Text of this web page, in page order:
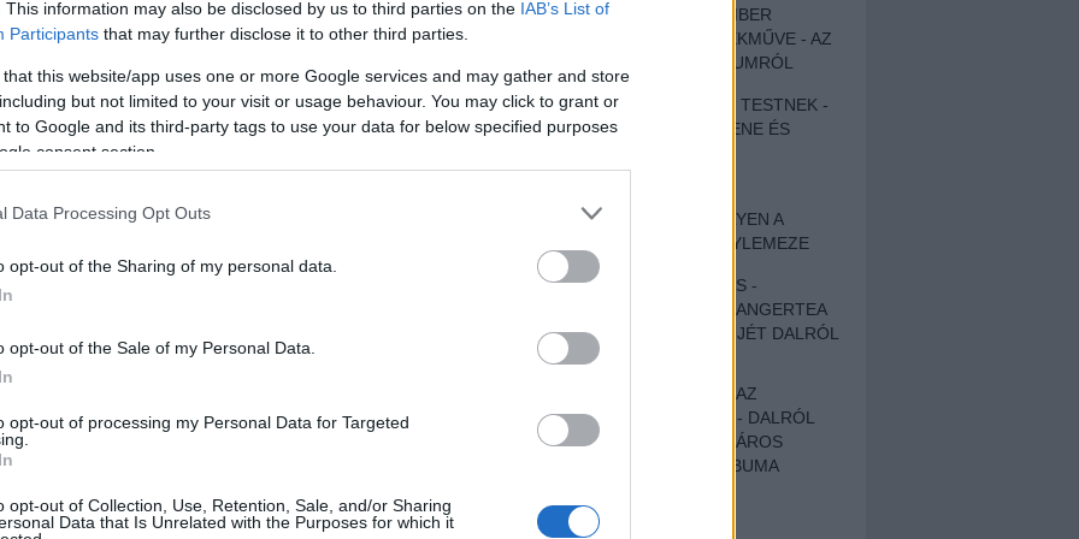
This information may also be disclosed by us to third parties on the IAB’s List of
Participants that may further disclose it to other third parties.
that this website/app uses one or more Google services and may gather and store
but not limited to your visit or usage behaviour. You may click to grant or
to Google and its third-party tags to use your data for below specified purposes
consent section.
Data Processing Opt Outs
opt-out of the Sharing of my personal data.
opt-out of the Sale of my Personal Data.
opt-out of processing my Personal Data for Targeted
opt-out of Collection, Use, Retention, Sale, and/or Sharing
Data that Is Unrelated with the Purposes for which it
és Adam szolgáltatja a szinti és
ami úgyis a padlón végzi. A fellépő zenekarok
tölteni a innen a Lángoló Gitárokról, csak
RADIOHEAD-
EGY DÜHÖS VÉNEMBER
UNIVERZÁLIS REMEKMŰVE - AZ
ÚJ BOB DYLAN-ALBUMRÓL
ZENE LÉLEKNEK ÉS TESTNEK -
AUTENTIKUS NÉPZENE ÉS
SZOMORKODÁS - ILYEN A
KATATONIA ÚJ NAGYLEMEZE
CROCODILE NERVES -
HALLGASD MEG AZ ANGERTEA
MA MEGJELENT EP-JÉT DALRÓL
DALRA!
A FELELŐSSÉGTŐL AZ
ELLOPOTT FÖLDIG - DALRÓL
DALRA A KÉPZELT VÁROS
SAMIZDAT CÍMŰ ALBUMA